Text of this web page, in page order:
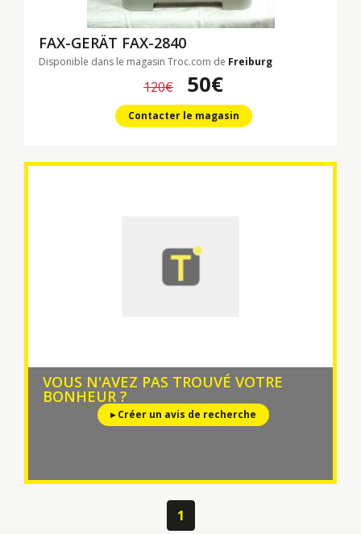
FAX-GERÄT FAX-2840
Disponible dans le magasin Troc.com de Freiburg
120€ 50€
Contacter le magasin
VOUS N'AVEZ PAS TROUVÉ VOTRE
BONHEUR ?
▸ Créer un avis de recherche
1